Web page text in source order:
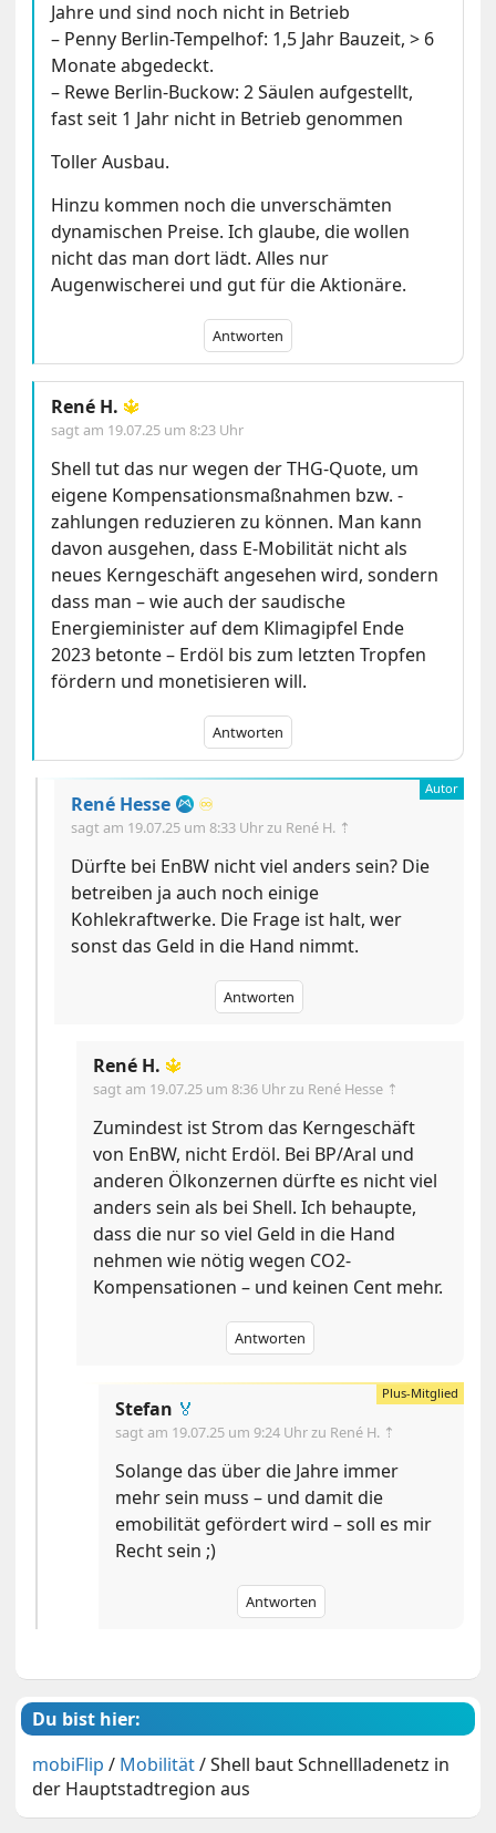
Jahre und sind noch nicht in Betrieb
– Penny Berlin-Tempelhof: 1,5 Jahr Bauzeit, > 6
Monate abgedeckt.
– Rewe Berlin-Buckow: 2 Säulen aufgestellt,
fast seit 1 Jahr nicht in Betrieb genommen
Toller Ausbau.
Hinzu kommen noch die unverschämten
dynamischen Preise. Ich glaube, die wollen
nicht das man dort lädt. Alles nur
Augenwischerei und gut für die Aktionäre.
Antworten
René H. 🔱
sagt am 19.07.25 um 8:23 Uhr
Shell tut das nur wegen der THG-Quote, um
eigene Kompensationsmaßnahmen bzw. -
zahlungen reduzieren zu können. Man kann
davon ausgehen, dass E-Mobilität nicht als
neues Kerngeschäft angesehen wird, sondern
dass man – wie auch der saudische
Energieminister auf dem Klimagipfel Ende
2023 betonte – Erdöl bis zum letzten Tropfen
fördern und monetisieren will.
Antworten
René Hesse ♾️
sagt am 19.07.25 um 8:33 Uhr zu René H. ⇡
Dürfte bei EnBW nicht viel anders sein? Die
betreiben ja auch noch einige
Kohlekraftwerke. Die Frage ist halt, wer
sonst das Geld in die Hand nimmt.
Antworten
René H. 🔱
sagt am 19.07.25 um 8:36 Uhr zu René Hesse ⇡
Zumindest ist Strom das Kerngeschäft
von EnBW, nicht Erdöl. Bei BP/Aral und
anderen Ölkonzernen dürfte es nicht viel
anders sein als bei Shell. Ich behaupte,
dass die nur so viel Geld in die Hand
nehmen wie nötig wegen CO2-
Kompensationen – und keinen Cent mehr.
Antworten
Stefan 🏅
sagt am 19.07.25 um 9:24 Uhr zu René H. ⇡
Solange das über die Jahre immer
mehr sein muss – und damit die
emobilität gefördert wird – soll es mir
Recht sein ;)
Antworten
Du bist hier:
mobiFlip / Mobilität/Shell baut Schnellladenetz in
der Hauptstadtregion aus